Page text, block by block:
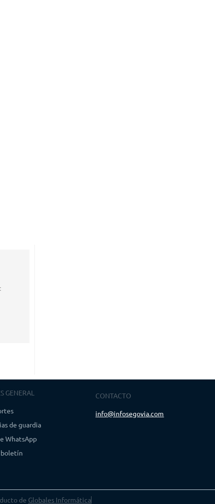
GENERAL
de guardia
WhatsApp
CONTACTO
info@infosegovia.com
de Globales Informática